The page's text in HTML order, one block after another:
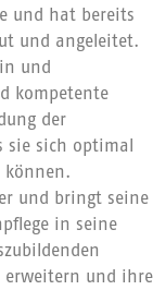
und hat bereits
und angeleitet.
und
kompetente
der
sie sich optimal
können.
und bringt seine
in seine
erweitern und ihre